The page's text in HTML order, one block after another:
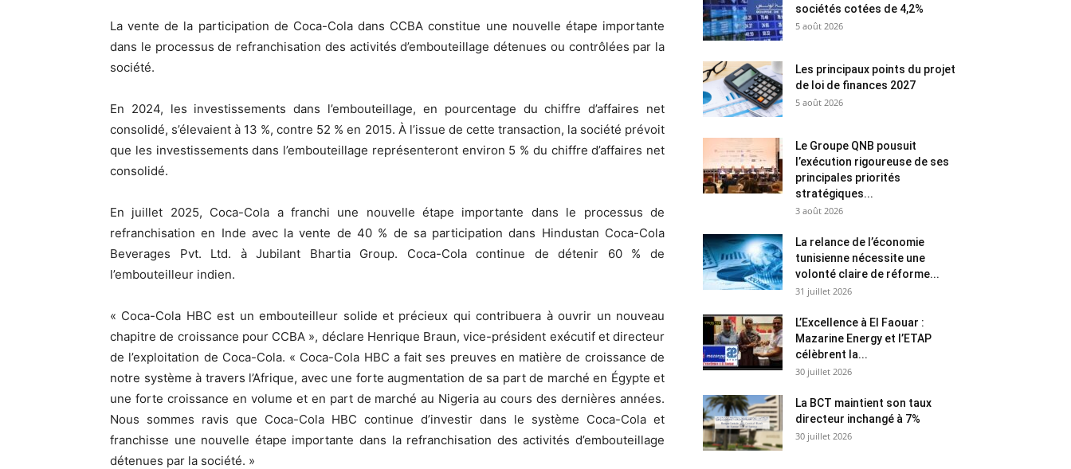
La vente de la participation de Coca-Cola dans CCBA constitue une nouvelle étape importante
dans le processus de refranchisation des activités d’embouteillage détenues ou contrôlées par la
société.
En 2024, les investissements dans l’embouteillage, en pourcentage du chiffre d’affaires net
consolidé, s’élevaient à 13 %, contre 52 % en 2015. À l’issue de cette transaction, la société prévoit
que les investissements dans l’embouteillage représenteront environ 5 % du chiffre d’affaires net
consolidé.
En juillet 2025, Coca-Cola a franchi une nouvelle étape importante dans le processus de
refranchisation en Inde avec la vente de 40 % de sa participation dans Hindustan Coca-Cola
Beverages Pvt. Ltd. à Jubilant Bhartia Group. Coca-Cola continue de détenir 60 % de
l’embouteilleur indien.
« Coca-Cola HBC est un embouteilleur solide et précieux qui contribuera à ouvrir un nouveau
chapitre de croissance pour CCBA », déclare Henrique Braun, vice-président exécutif et directeur
de l’exploitation de Coca-Cola. « Coca-Cola HBC a fait ses preuves en matière de croissance de
notre système à travers l’Afrique, avec une forte augmentation de sa part de marché en Égypte et
une forte croissance en volume et en part de marché au Nigeria au cours des dernières années.
Nous sommes ravis que Coca-Cola HBC continue d’investir dans le système Coca-Cola et
franchisse une nouvelle étape importante dans la refranchisation des activités d’embouteillage
détenues par la société. »
sociétés cotées de 4,2%
5 août 2026
Les principaux points du projet
de loi de finances 2027
5 août 2026
Le Groupe QNB pousuit
l’exécution rigoureuse de ses
principales priorités
stratégiques...
3 août 2026
La relance de l’économie
tunisienne nécessite une
volonté claire de réforme...
31 juillet 2026
L’Excellence à El Faouar :
Mazarine Energy et l’ETAP
célèbrent la...
30 juillet 2026
La BCT maintient son taux
directeur inchangé à 7%
30 juillet 2026